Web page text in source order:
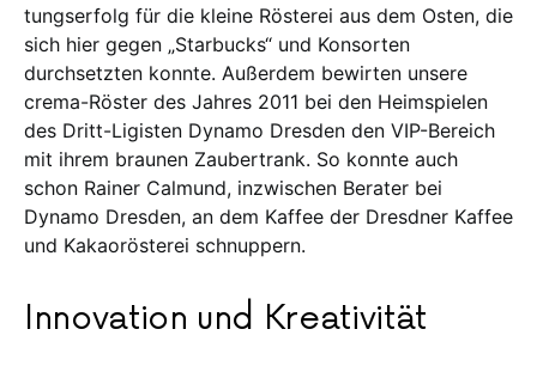
tungs­er­folg für die kleine Rösterei aus dem Os­ten, die
sich hier gegen „Star­bucks“ und Konsor­ten
durchsetzten konn­te. Au­ßer­­dem bewirten unsere
crema-Röster des Jahres 2011 bei den Heim­spielen
des Dritt-Ligisten Dynamo Dres­den den VIP-Be­­reich
mit ihrem brau­nen Zau­ber­trank. So konnte auch
schon Rainer Cal­mund, in­zwi­schen Berater bei
Dynamo Dres­den, an dem Kaffee der Dresdner Kaffee
und Ka­kao­rösterei schnup­pern.
Innovation und Kreativität